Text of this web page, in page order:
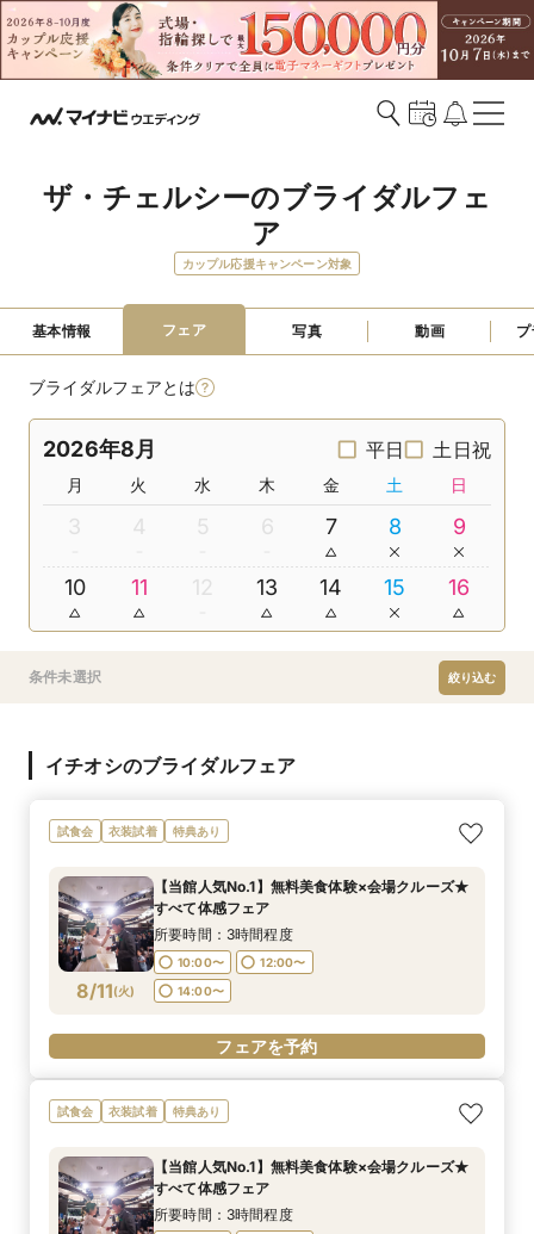
ザ・チェルシーのブライダルフェ
ア
カップル応援キャンペーン対象
基本情報 フェア 写真 動画
ブライダルフェアとは
2026年8月 平日 土日祝
月 火 水 木 金 土 日
3 4 5 6 7 8 9
10 11 12 13 14 15 16
条件未選択 絞り込む
イチオシのブライダルフェア
試食会 衣装試着 特典あり
8/11(火)
【当館人気No.1】無料美食体験×会場クルーズ★
すべて体感フェア
所要時間：3時間程度
10:00〜
12:00〜
14:00〜
フェアを予約
試食会 衣装試着 特典あり
【当館人気No.1】無料美食体験×会場クルーズ★
すべて体感フェア
所要時間：3時間程度